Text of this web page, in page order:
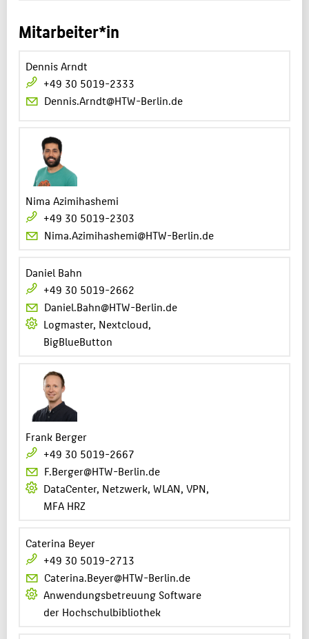
Mitarbeiter*in
Dennis Arndt
+49 30 5019-2333
Dennis.Arndt@HTW-Berlin.de
Nima Azimihashemi
+49 30 5019-2303
Nima.Azimihashemi@HTW-Berlin.de
Daniel Bahn
+49 30 5019-2662
Daniel.Bahn@HTW-Berlin.de
Logmaster, Nextcloud,
BigBlueButton
Frank Berger
+49 30 5019-2667
F.Berger@HTW-Berlin.de
DataCenter, Netzwerk, WLAN, VPN,
MFA HRZ
Caterina Beyer
+49 30 5019-2713
Caterina.Beyer@HTW-Berlin.de
Anwendungsbetreuung Software
der Hochschulbibliothek